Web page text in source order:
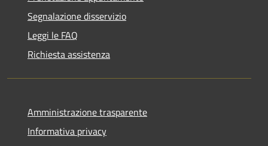
Segnalazione disservizio
Leggi le FAQ
Richiesta assistenza
Amministrazione trasparente
Informativa privacy